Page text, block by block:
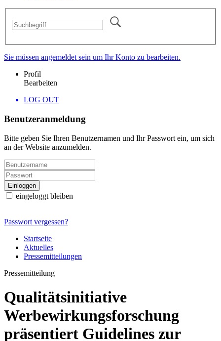
Sie müssen angemeldet sein um Ihr Konto zu bearbeiten.
Profil
Bearbeiten
LOG OUT
Benutzeranmeldung
Bitte geben Sie Ihren Benutzernamen und Ihr Passwort ein, um sich
an der Website anzumelden.
eingeloggt bleiben
Passwort vergessen?
Startseite
Aktuelles
Pressemitteilungen
Pressemitteilung
Qualitätsinitiative
Werbewirkungsforschung
präsentiert Guidelines zur